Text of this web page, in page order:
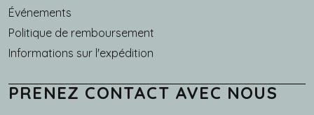
Événements
Politique de remboursement
Informations sur l'expédition
PRENEZ CONTACT AVEC NOUS